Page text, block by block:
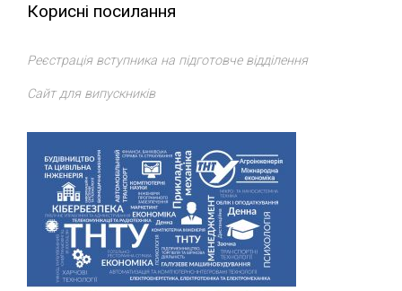
Корисні посилання
Реєстрація вступника на підготовче відділення
Сайт для випускників